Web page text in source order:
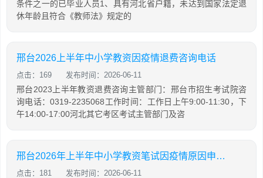
条件之一的已毕业人员1、具有河北省户籍，未达到国家法定退
休年龄且符合《教师法》规定的
邢台2026上半年中小学教资因疫情退费咨询电话
点击：169 发布时间：2026-06-11
邢台2023上半年教资退费咨询主管部门：邢台市招生考试院咨
询电话：0319-2235068工作时间：工作日上午9:00-11:30，下
午14:00-17:00河北其它考区考试主管部门及咨
邢台2026年上半年中小学教资笔试因疫情原因申请退费指南
点击：181 发布时间：2026-06-11